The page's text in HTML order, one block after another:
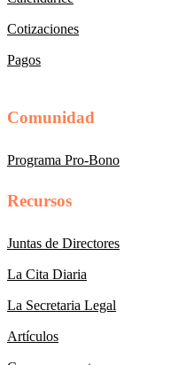
Cotizaciones
Pagos
Comunidad
Programa Pro-Bono
Recursos
Juntas de Directores
La Cita Diaria
La Secretaria Legal
Artículos